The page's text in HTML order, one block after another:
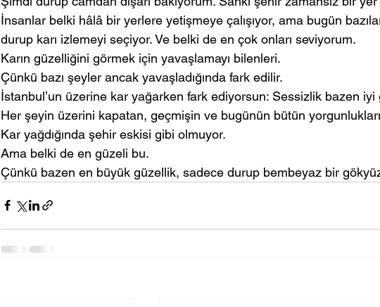
İnsanlar belki hâlâ bir yerlere yetişmeye çalışıyor, ama bugün
durup karı izlemeyi seçiyor. Ve belki de en çok onları seviyorum.
Karın güzelliğini görmek için yavaşlamayı bilenleri.
Çünkü bazı şeyler ancak yavaşladığında fark edilir.
İstanbul’un üzerine kar yağarken fark ediyorsun: Sessizlik bazen iyi
Her şeyin üzerini kapatan, geçmişin ve bugünün bütün
Kar yağdığında şehir eskisi gibi olmuyor.
Ama belki de en güzeli bu.
Çünkü bazen en büyük güzellik, sadece durup bembeyaz bir